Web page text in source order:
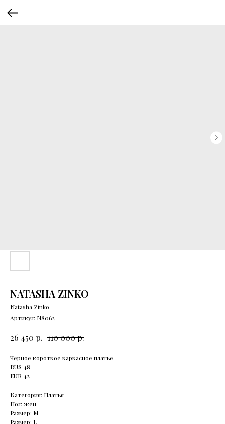
NATASHA ZINKO
Natasha Zinko
Артикул: N8062
26 450 р. 110 000р.
Черное короткое каркасное платье
RUS 48
EUR 42
Категория: Платья
Пол: жен
Размер: М
Размер: L